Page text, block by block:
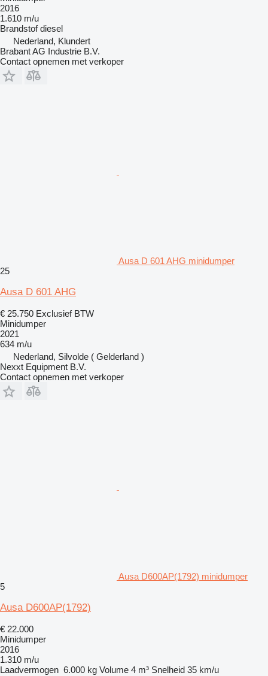
2016
1.610 m/u
Brandstof diesel
Nederland, Klundert
Brabant AG Industrie B.V.
Contact opnemen met verkoper
Ausa D 601 AHG minidumper
25
Ausa D 601 AHG
€ 25.750 Exclusief BTW
Minidumper
2021
634 m/u
Nederland, Silvolde ( Gelderland )
Nexxt Equipment B.V.
Contact opnemen met verkoper
Ausa D600AP(1792) minidumper
5
Ausa D600AP(1792)
€ 22.000
Minidumper
2016
1.310 m/u
Laadvermogen 6.000 kg Volume 4 m³ Snelheid 35 km/u